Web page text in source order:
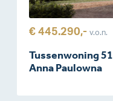
€ 445.290,- v.o.n.
Tussenwoning 51
Anna Paulowna